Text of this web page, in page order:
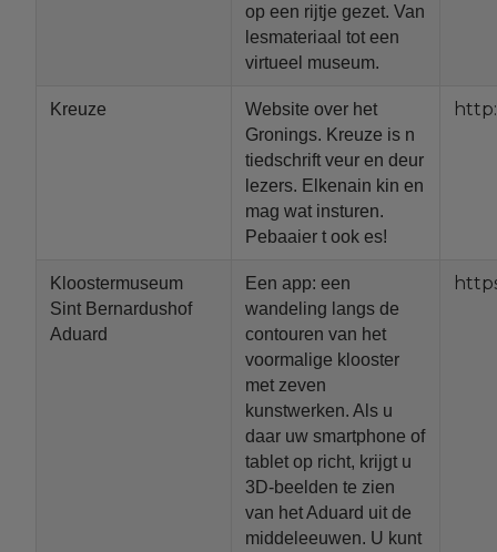
op een rijtje gezet. Van
lesmateriaal tot een
virtueel museum.
Kreuze
Website over het
Gronings. Kreuze is n
tiedschrift veur en deur
lezers. Elkenain kin en
mag wat insturen.
Pebaaier t ook es!
Kloostermuseum
Sint Bernardushof
Aduard
Een app: een
wandeling langs de
contouren van het
voormalige klooster
met zeven
kunstwerken. Als u
daar uw smartphone of
tablet op richt, krijgt u
3D-beelden te zien
van het Aduard uit de
middeleeuwen. U kunt